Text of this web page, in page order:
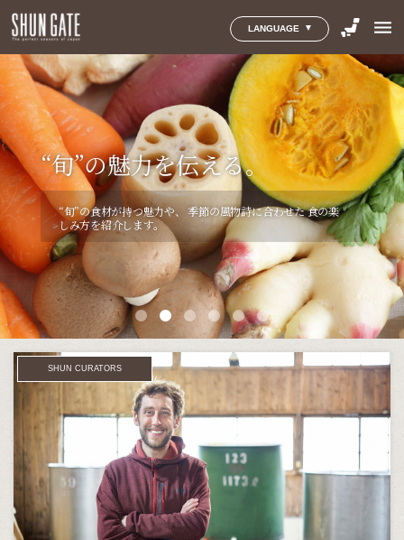
LANGUAGE menu
“旬”を育む地域を伝える。
思わず足を運び、味わいたくなる地域の＜風土＞と＜人＞
が育む、食文化の魅力を紹介します。
“旬”の魅力を伝える。
“旬”の食材が持つ魅力や、 季節の風物詩に合わせた食の楽
しみ方を紹介します。
｢贈り物｣に込められた思いを伝
える。
｢贈り物｣に込められた＜作り手のこだわり＞や、＜おもて
なしの気持ち＞など、 日本の食文化を感じることのできる
「贈り物」を紹介します。
“旬”を楽しむ人を伝える。
食に対する想いを持つ方々の様々な体験や視点を通じて、
食文化の魅力を紹介します。
小さなまちで育まれた
｢地域のおくりもの｣をあなた
へ。
まだたくさんの人には知られていない、
小さなまちから生
まれる美味しいもの。日本全国の“旬”を追い続けてきた
SHUN GATEが、とっておきの地域産品と、
そのストーリ
ーを紹介します。
限りある食品を
無駄にしないためにできること
『THINK&EAT』は食品ロスを解決しようとする人や取り
組み、商品を取り上げて、その想いを伝えます。
SHUN CURATORS